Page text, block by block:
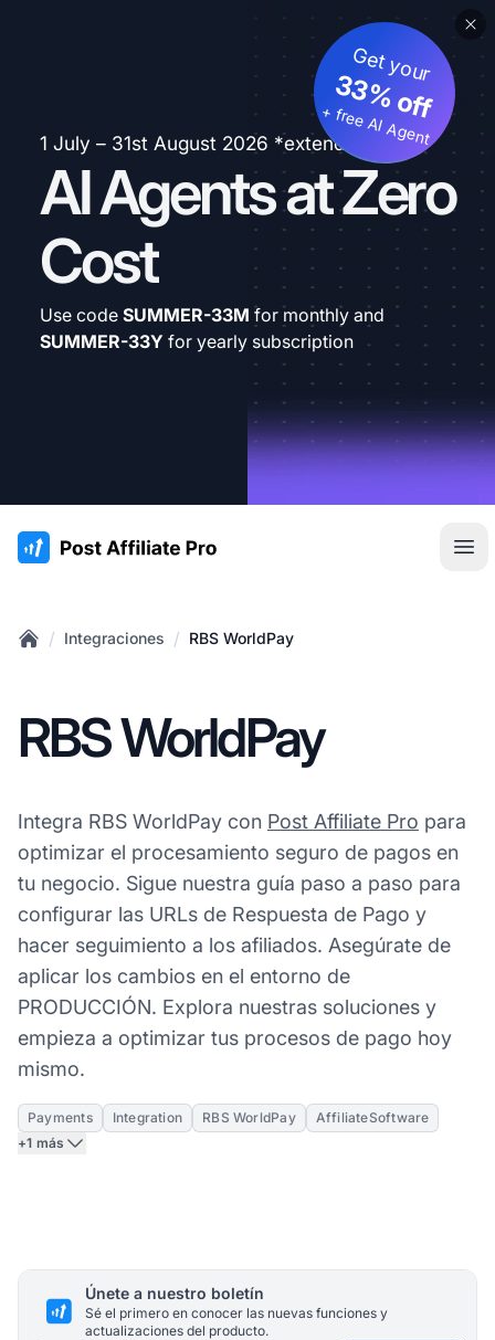
1 July – 31st August 2026 *extended
AI Agents at Zero
Cost
Get your
33% off
+ free AI Agent
Use code SUMMER-33M for monthly and
SUMMER-33Y for yearly subscription
:site.title
/ Integraciones / RBS WorldPay
RBS WorldPay
Integra RBS WorldPay con Post Affiliate Pro para
optimizar el procesamiento seguro de pagos en
tu negocio. Sigue nuestra guía paso a paso para
configurar las URLs de Respuesta de Pago y
hacer seguimiento a los afiliados. Asegúrate de
aplicar los cambios en el entorno de
PRODUCCIÓN. Explora nuestras soluciones y
empieza a optimizar tus procesos de pago hoy
mismo.
Payments Integration RBS WorldPay
AffiliateSoftware
+1 más
Únete a nuestro boletín
Sé el primero en conocer las nuevas funciones y
actualizaciones del producto.